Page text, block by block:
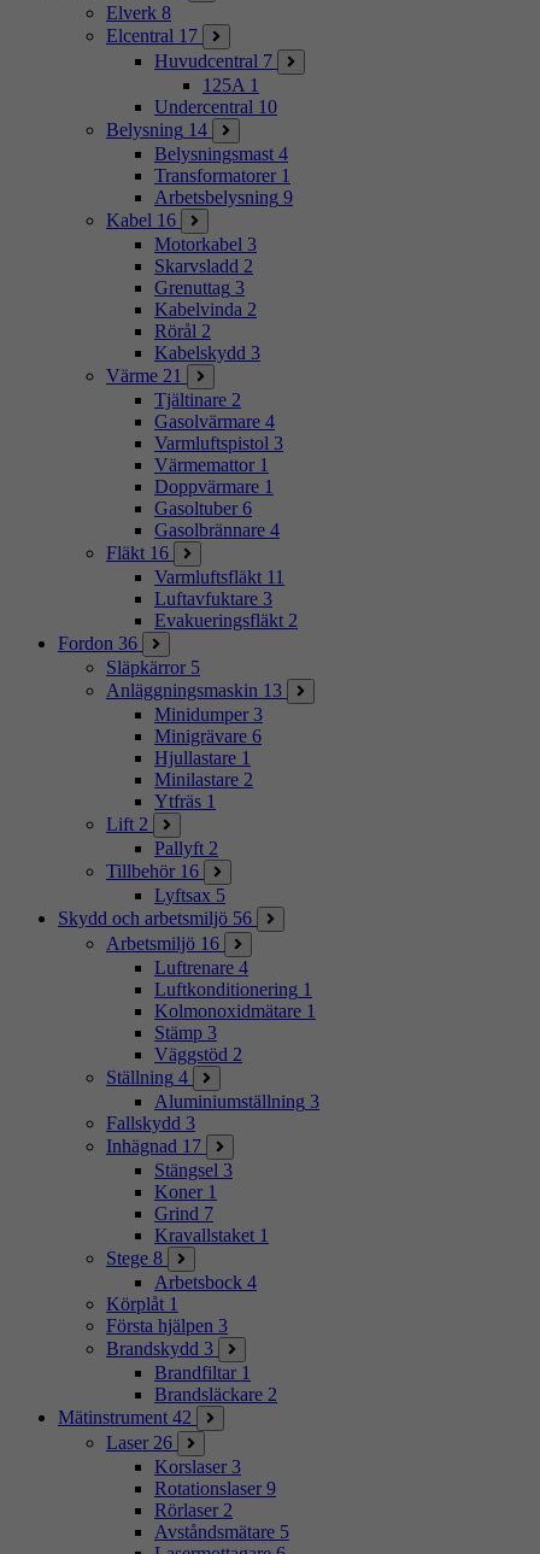
Elverk 8
Elcentral 17
Huvudcentral 7
125A 1
Undercentral 10
Belysning 14
Belysningsmast 4
Transformatorer 1
Arbetsbelysning 9
Kabel 16
Motorkabel 3
Skarvsladd 2
Grenuttag 3
Kabelvinda 2
Rörål 2
Kabelskydd 3
Värme 21
Tjältinare 2
Gasolvärmare 4
Varmluftspistol 3
Värmemattor 1
Doppvärmare 1
Gasoltuber 6
Gasolbrännare 4
Fläkt 16
Varmluftsfläkt 11
Luftavfuktare 3
Evakueringsfläkt 2
Fordon 36
Släpkärror 5
Anläggningsmaskin 13
Minidumper 3
Minigrävare 6
Hjullastare 1
Minilastare 2
Ytfräs 1
Lift 2
Pallyft 2
Tillbehör 16
Lyftsax 5
Skydd och arbetsmiljö 56
Arbetsmiljö 16
Luftrenare 4
Luftkonditionering 1
Kolmonoxidmätare 1
Stämp 3
Väggstöd 2
Ställning 4
Aluminiumställning 3
Fallskydd 3
Inhägnad 17
Stängsel 3
Koner 1
Grind 7
Kravallstaket 1
Stege 8
Arbetsbock 4
Körplåt 1
Första hjälpen 3
Brandskydd 3
Brandfiltar 1
Brandsläckare 2
Mätinstrument 42
Laser 26
Korslaser 3
Rotationslaser 9
Rörlaser 2
Avståndsmätare 5